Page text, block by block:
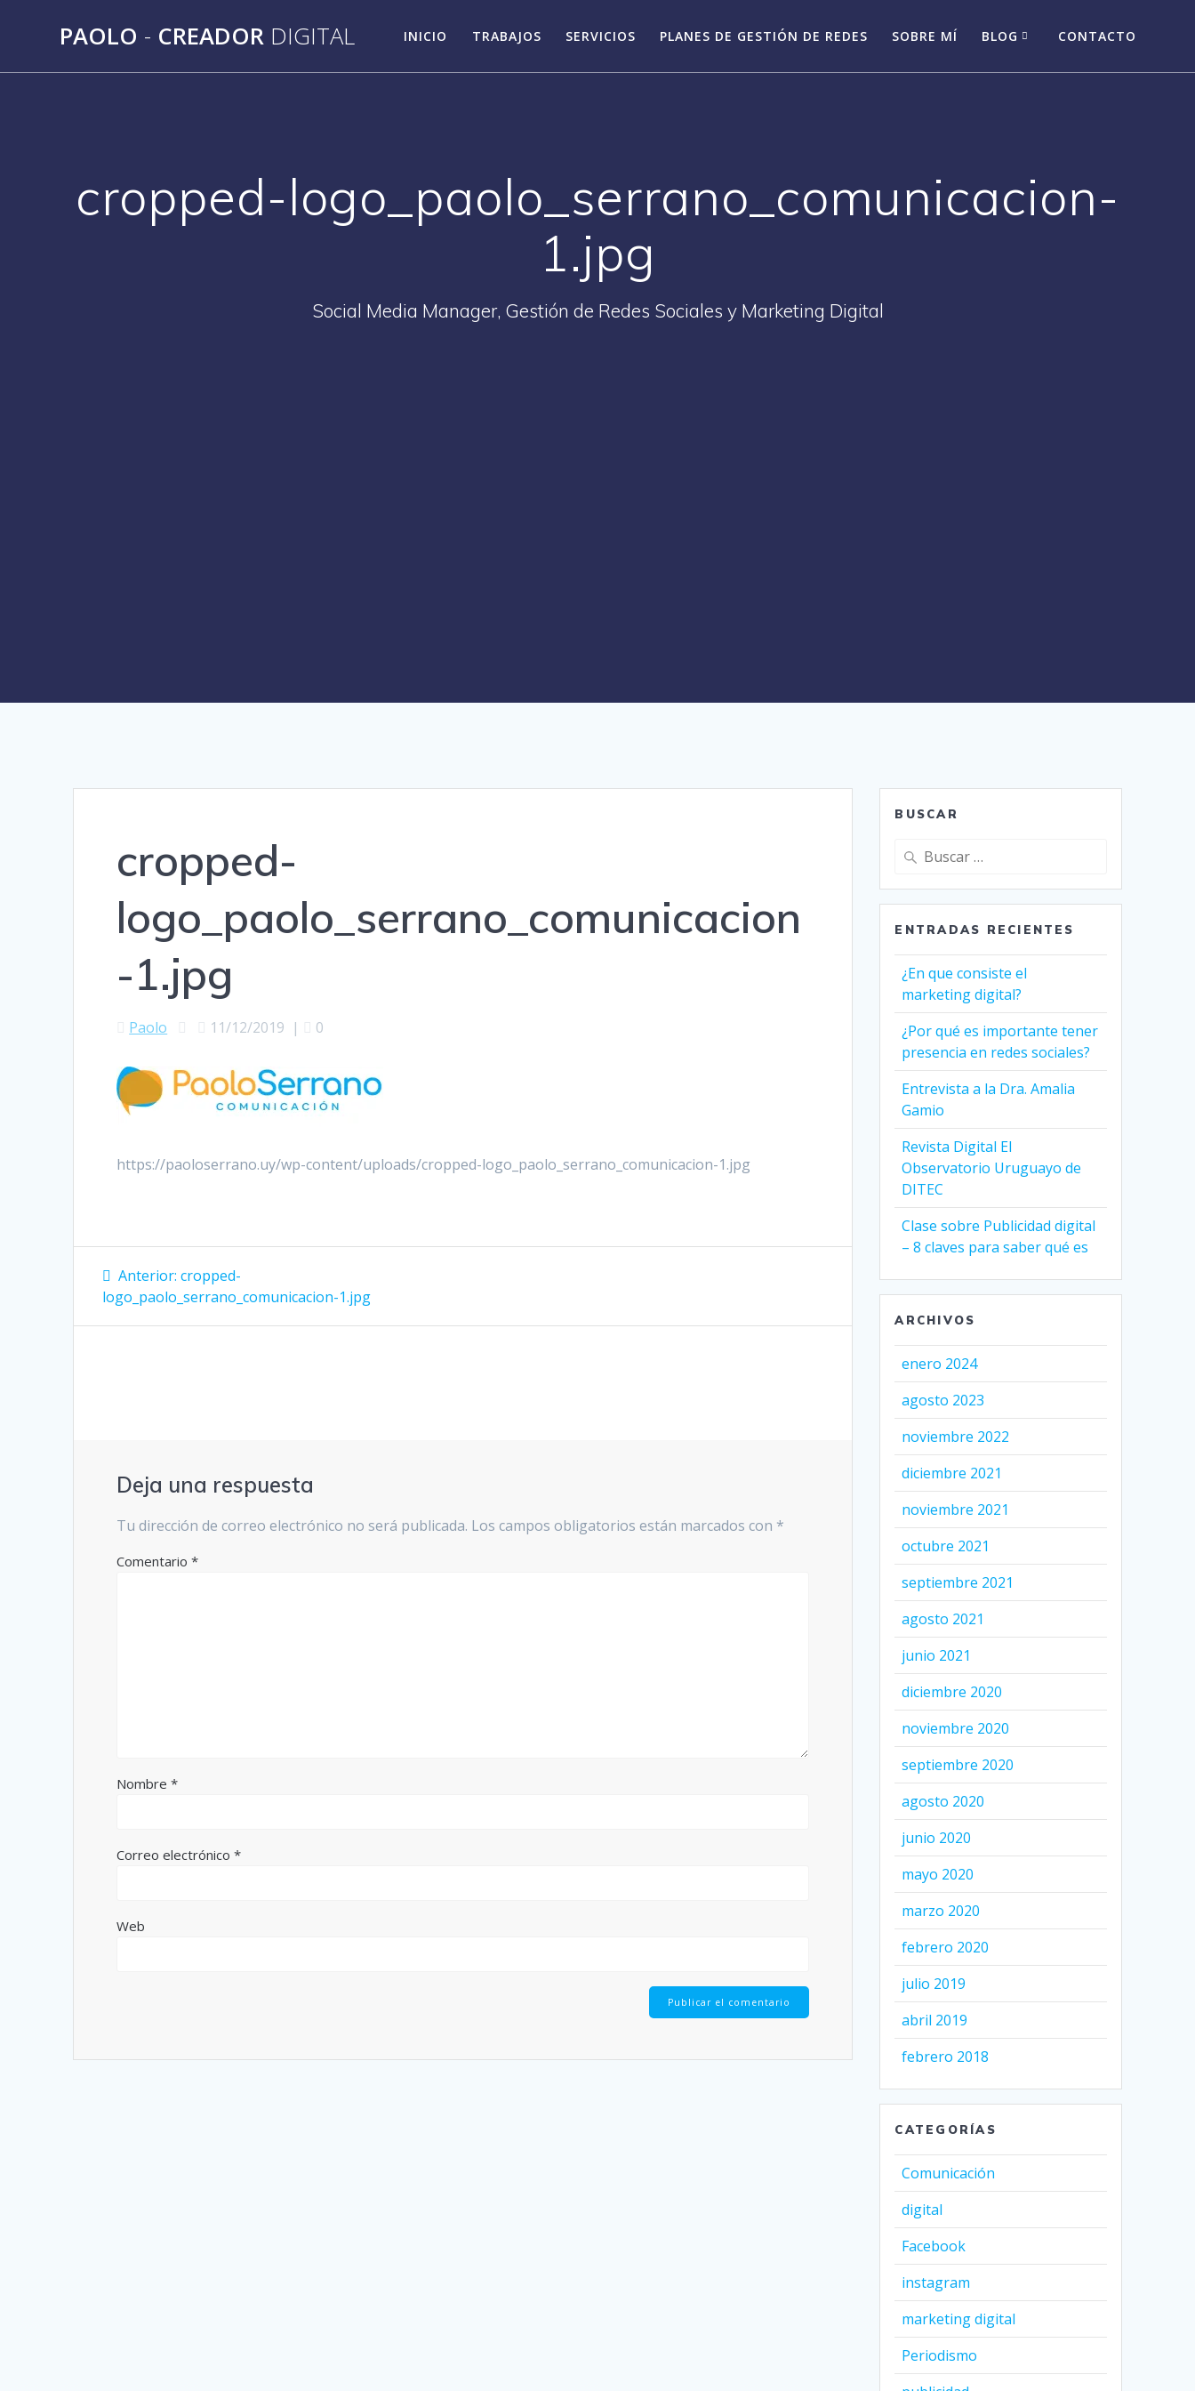
PAOLO - CREADOR DIGITAL INICIO TRABAJOS SERVICIOS PLANES DE GESTIÓN DE REDES SOBRE MÍ BLOG CONTACTO
cropped-logo_paolo_serrano_comunicacion-
1.jpg
Social Media Manager, Gestión de Redes Sociales y Marketing Digital
cropped-
logo_paolo_serrano_comunicacion
-1.jpg
Paolo 11/12/2019 | 0
https://paoloserrano.uy/wp-content/uploads/cropped-logo_paolo_serrano_comunicacion-1.jpg
Navegación
de
Anterior: Entrada
anterior:
cropped-
logo_paolo_serrano_comunicacion-1.jpg
Deja una respuesta
Tu dirección de correo electrónico no será publicada. Los campos obligatorios están marcados con *
Comentario*
Nombre*
Correo electrónico*
Web
BUSCAR
Buscar:
ENTRADAS RECIENTES
¿En que consiste el
marketing digital?
¿Por qué es importante tener
presencia en redes sociales?
Entrevista a la Dra. Amalia
Gamio
Revista Digital El
Observatorio Uruguayo de
DITEC
Clase sobre Publicidad digital
– 8 claves para saber qué es
ARCHIVOS
enero 2024
agosto 2023
noviembre 2022
diciembre 2021
noviembre 2021
octubre 2021
septiembre 2021
agosto 2021
junio 2021
diciembre 2020
noviembre 2020
septiembre 2020
agosto 2020
junio 2020
mayo 2020
marzo 2020
febrero 2020
julio 2019
abril 2019
febrero 2018
CATEGORÍAS
Comunicación
digital
Facebook
instagram
marketing digital
Periodismo